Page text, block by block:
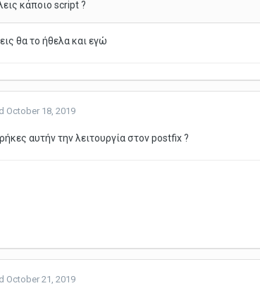
κάποιο script ?
θα το ήθελα και εγώ
October 18, 2019
αυτήν την λειτουργία στον postfix ?
October 21, 2019